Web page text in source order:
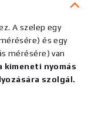
A szelep egy
és egy
mérésére) van
kimeneti nyomás
szolgál.